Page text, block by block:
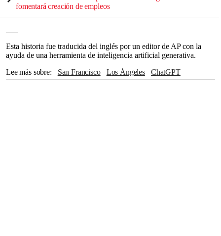
fomentará creación de empleos
Esta historia fue traducida del inglés por un editor de AP con la
ayuda de una herramienta de inteligencia artificial generativa.
Lee más sobre
San Francisco Los Ángeles
ChatGPT